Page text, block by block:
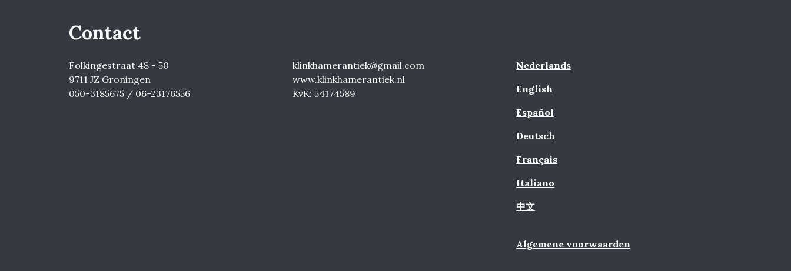
Contact
Folkingestraat 48 - 50
9711 JZ Groningen
050-3185675 / 06-23176556
klinkhamerantiek@gmail.com
www.klinkhamerantiek.nl
KvK: 54174589
Nederlands
English
Español
Deutsch
Français
Italiano
中文
Algemene voorwaarden